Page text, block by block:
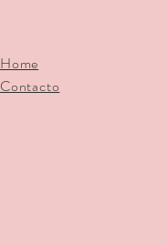
Home
Contacto